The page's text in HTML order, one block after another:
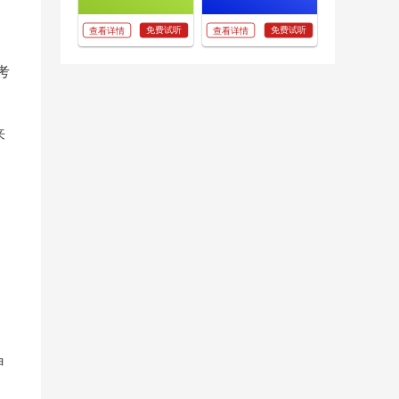
查看详情 免费试听 查看详情 免费试听